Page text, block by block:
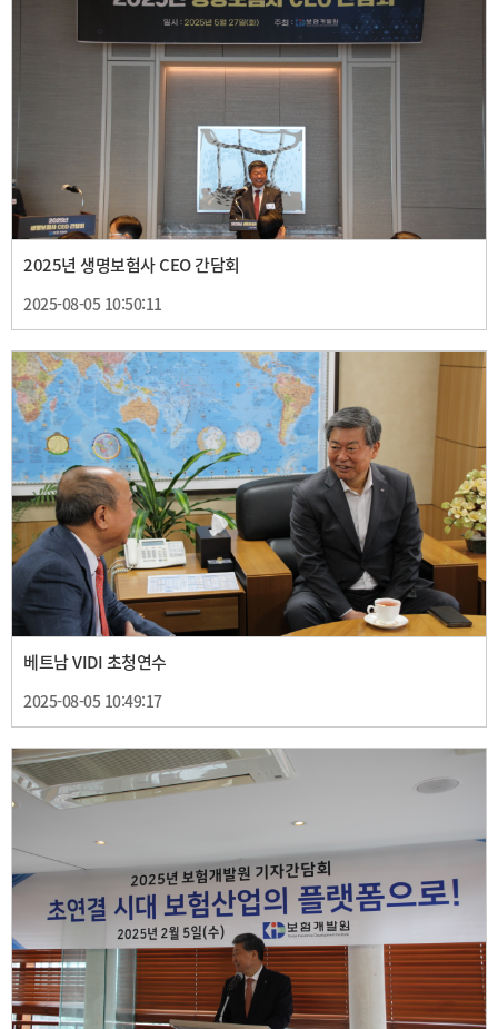
2025년 생명보험사 CEO 간담회
2025-08-05 10:50:11
베트남 VIDI 초청연수
2025-08-05 10:49:17